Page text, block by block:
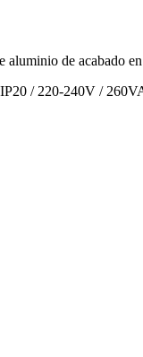
aluminio de acabado
/ 220-240V /